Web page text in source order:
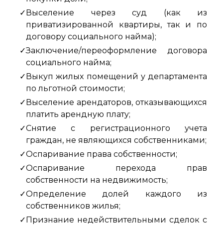
Выселение через суд (как из
приватизированной квартиры, так и по
договору социального найма);
Заключение/переоформление договора
социального найма;
Выкуп жилых помещений у департамента
по льготной стоимости;
Выселение арендаторов, отказывающихся
платить арендную плату;
Снятие с регистрационного учета
граждан, не являющихся собственниками;
Оспаривание права собственности;
Оспаривание перехода прав
собственности на недвижимость;
Определение долей каждого из
собственников жилья;
Признание недействительными сделок с